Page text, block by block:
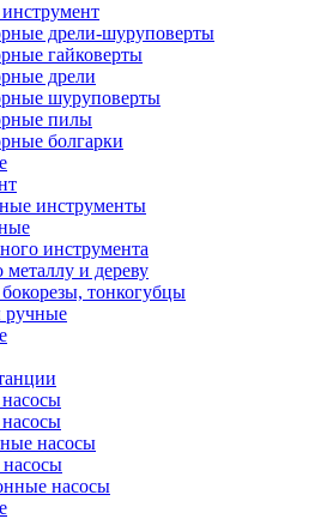
дрели-шуруповерты
гайковерты
дрели
шуруповерты
пилы
болгарки
инструменты
инструмента
и дереву
тонкогубцы
ручные
насосы
насосы